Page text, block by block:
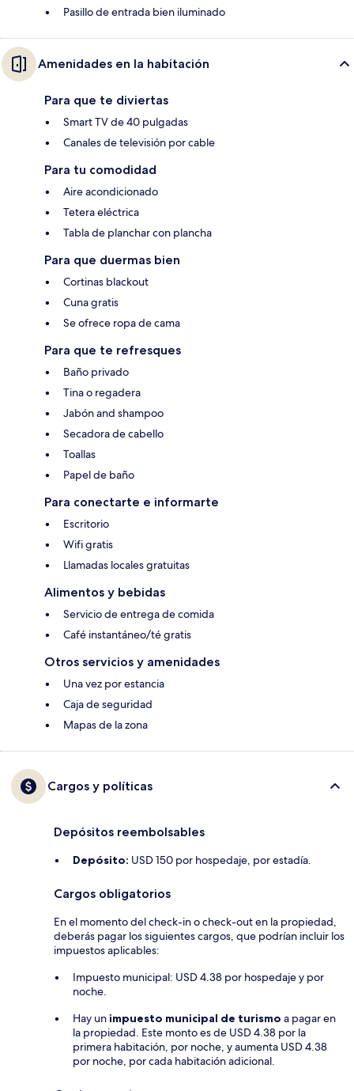
Pasillo de entrada bien iluminado
Amenidades en la habitación
Para que te diviertas
Smart TV de 40 pulgadas
Canales de televisión por cable
Para tu comodidad
Aire acondicionado
Tetera eléctrica
Tabla de planchar con plancha
Para que duermas bien
Cortinas blackout
Cuna gratis
Se ofrece ropa de cama
Para que te refresques
Baño privado
Tina o regadera
Jabón and shampoo
Secadora de cabello
Toallas
Papel de baño
Para conectarte e informarte
Escritorio
Wifi gratis
Llamadas locales gratuitas
Alimentos y bebidas
Servicio de entrega de comida
Café instantáneo/té gratis
Otros servicios y amenidades
Una vez por estancia
Caja de seguridad
Mapas de la zona
Cargos y políticas
Depósitos reembolsables
Depósito: USD 150 por hospedaje, por estadía.
Cargos obligatorios
En el momento del check-in o check-out en la propiedad,
deberás pagar los siguientes cargos, que podrían incluir los
impuestos aplicables:
Impuesto municipal: USD 4.38 por hospedaje y por
noche.
Hay unimpuesto municipal de turismo a pagar en
la propiedad. Este monto es de USD 4.38 por la
primera habitación, por noche, y aumenta USD 4.38
por noche, por cada habitación adicional.